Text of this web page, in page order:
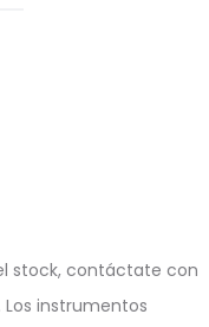
stock, contáctate con
instrumentos